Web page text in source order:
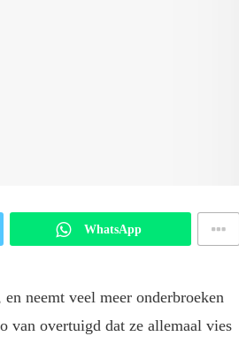
WhatsApp
neemt veel meer onderbroeken
van overtuigd dat ze allemaal vies